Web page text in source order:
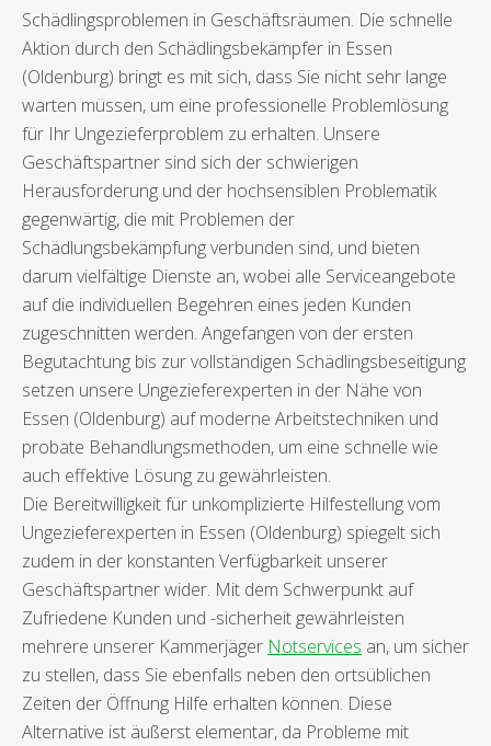
Schädlingsproblemen in Geschäftsräumen. Die schnelle
Aktion durch den Schädlingsbekämpfer in Essen
(Oldenburg) bringt es mit sich, dass Sie nicht sehr lange
warten müssen, um eine professionelle Problemlösung
für Ihr Ungezieferproblem zu erhalten. Unsere
Geschäftspartner sind sich der schwierigen
Herausforderung und der hochsensiblen Problematik
gegenwärtig, die mit Problemen der
Schädlungsbekämpfung verbunden sind, und bieten
darum vielfältige Dienste an, wobei alle Serviceangebote
auf die individuellen Begehren eines jeden Kunden
zugeschnitten werden. Angefangen von der ersten
Begutachtung bis zur vollständigen Schädlingsbeseitigung
setzen unsere Ungezieferexperten in der Nähe von
Essen (Oldenburg) auf moderne Arbeitstechniken und
probate Behandlungsmethoden, um eine schnelle wie
auch effektive Lösung zu gewährleisten.
Die Bereitwilligkeit für unkomplizierte Hilfestellung vom
Ungezieferexperten in Essen (Oldenburg) spiegelt sich
zudem in der konstanten Verfügbarkeit unserer
Geschäftspartner wider. Mit dem Schwerpunkt auf
Zufriedene Kunden und -sicherheit gewährleisten
mehrere unserer Kammerjäger Notservices an, um sicher
zu stellen, dass Sie ebenfalls neben den ortsüblichen
Zeiten der Öffnung Hilfe erhalten können. Diese
Alternative ist äußerst elementar, da Probleme mit